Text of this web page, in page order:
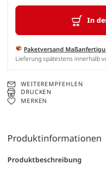
In
Paketversand
Lieferung spätestens innerhalb
WEITEREMPFEHLEN
DRUCKEN
MERKEN
Produktinformationen
Produktbeschreibung